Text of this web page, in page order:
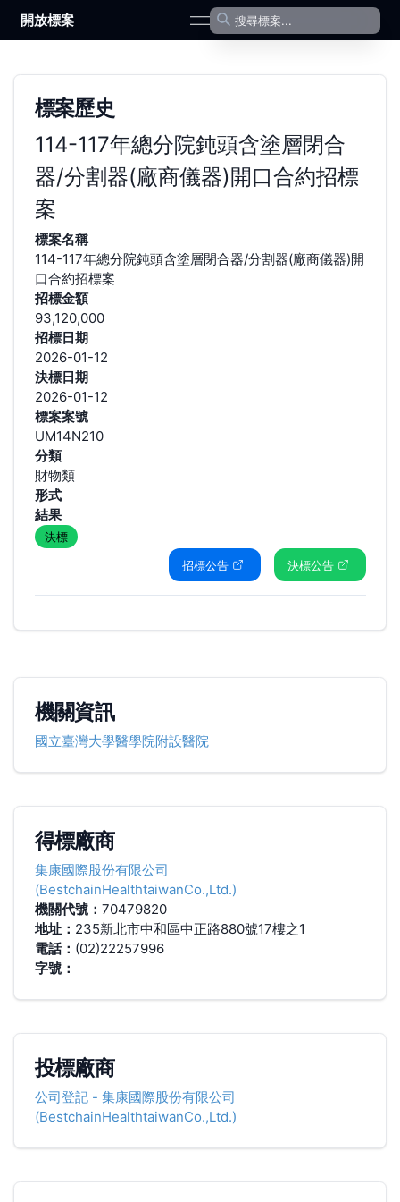
開放標案 open navigation menu
標案歷史
114-117年總分院鈍頭含塗層閉合
器/分割器(廠商儀器)開口合約招標
案
標案名稱
114-117年總分院鈍頭含塗層閉合器/分割器(廠商儀器)開
口合約招標案
招標金額
93,120,000
招標日期
2026-01-12
決標日期
2026-01-12
標案案號
UM14N210
分類
財物類
形式
結果
決標
招標公告
決標公告
機關資訊
國立臺灣大學醫學院附設醫院
得標廠商
集康國際股份有限公司
(BestchainHealthtaiwanCo.,Ltd.)
機關代號： 70479820
地址： 235新北市中和區中正路880號17樓之1
電話： (02)22257996
字號：
投標廠商
公司登記- 集康國際股份有限公司
(BestchainHealthtaiwanCo.,Ltd.)